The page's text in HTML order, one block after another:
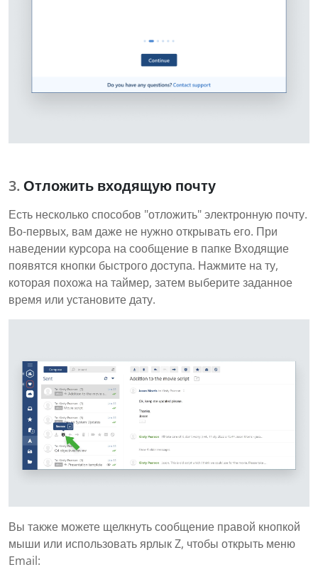
Отложить входящую почту
Есть несколько способов "отложить" электронную почту.
Во-первых, вам даже не нужно открывать его. При
наведении курсора на сообщение в папке Входящие
появятся кнопки быстрого доступа. Нажмите на ту,
которая похожа на таймер, затем выберите заданное
время или установите дату.
Вы также можете щелкнуть сообщение правой кнопкой
мыши или использовать ярлык Z, чтобы открыть меню
Email: